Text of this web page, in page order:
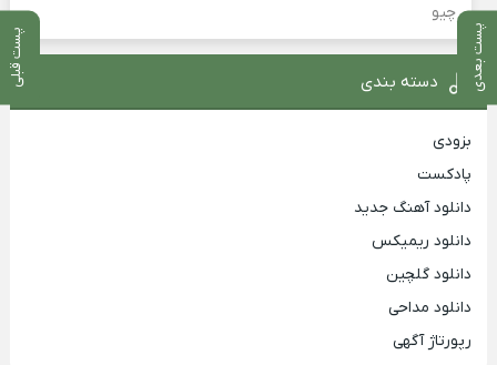
پست بعدی پست قبلی
چیو
دسته بندی
بزودی
پادکست
دانلود آهنگ جدید
دانلود ریمیکس
دانلود گلچین
دانلود مداحی
رپورتاژ آگهی